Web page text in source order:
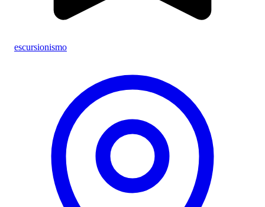
escursionismo